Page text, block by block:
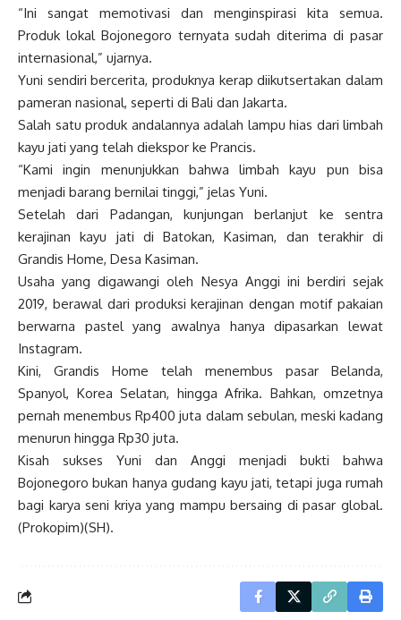
“Ini sangat memotivasi dan menginspirasi kita semua.
Produk lokal Bojonegoro ternyata sudah diterima di pasar
internasional,” ujarnya.
Yuni sendiri bercerita, produknya kerap diikutsertakan dalam
pameran nasional, seperti di Bali dan Jakarta.
Salah satu produk andalannya adalah lampu hias dari limbah
kayu jati yang telah diekspor ke Prancis.
“Kami ingin menunjukkan bahwa limbah kayu pun bisa
menjadi barang bernilai tinggi,” jelas Yuni.
Setelah dari Padangan, kunjungan berlanjut ke sentra
kerajinan kayu jati di Batokan, Kasiman, dan terakhir di
Grandis Home, Desa Kasiman.
Usaha yang digawangi oleh Nesya Anggi ini berdiri sejak
2019, berawal dari produksi kerajinan dengan motif pakaian
berwarna pastel yang awalnya hanya dipasarkan lewat
Instagram.
Kini, Grandis Home telah menembus pasar Belanda,
Spanyol, Korea Selatan, hingga Afrika. Bahkan, omzetnya
pernah menembus Rp400 juta dalam sebulan, meski kadang
menurun hingga Rp30 juta.
Kisah sukses Yuni dan Anggi menjadi bukti bahwa
Bojonegoro bukan hanya gudang kayu jati, tetapi juga rumah
bagi karya seni kriya yang mampu bersaing di pasar global.
(Prokopim)(SH).